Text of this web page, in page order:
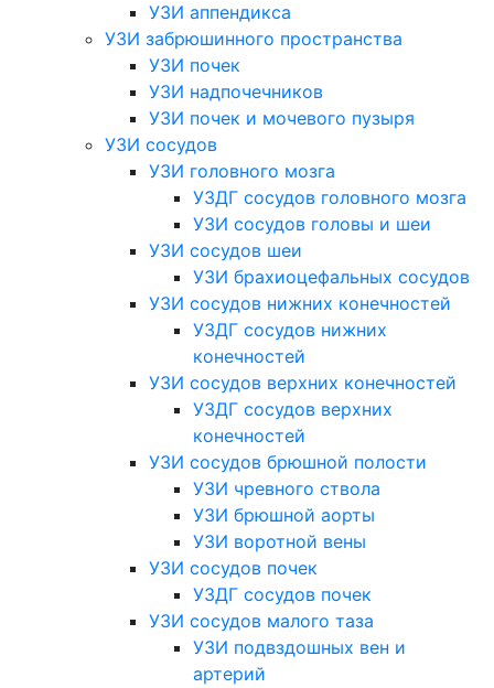
УЗИ аппендикса
УЗИ забрюшинного пространства
УЗИ почек
УЗИ надпочечников
УЗИ почек и мочевого пузыря
УЗИ сосудов
УЗИ головного мозга
УЗДГ сосудов головного мозга
УЗИ сосудов головы и шеи
УЗИ сосудов шеи
УЗИ брахиоцефальных сосудов
УЗИ сосудов нижних конечностей
УЗДГ сосудов нижних
конечностей
УЗИ сосудов верхних конечностей
УЗДГ сосудов верхних
конечностей
УЗИ сосудов брюшной полости
УЗИ чревного ствола
УЗИ брюшной аорты
УЗИ воротной вены
УЗИ сосудов почек
УЗДГ сосудов почек
УЗИ сосудов малого таза
УЗИ подвздошных вен и
артерий